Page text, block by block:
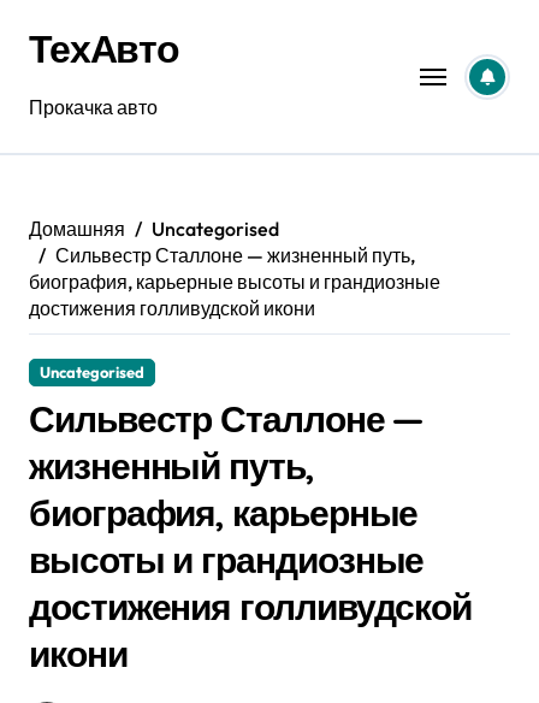
содержанию
ТехАвто
Прокачка авто
Домашняя
Uncategorised
Сильвестр Сталлоне — жизненный путь,
биография, карьерные высоты и грандиозные
достижения голливудской икони
Uncategorised
Сильвестр Сталлоне —
жизненный путь,
биография, карьерные
высоты и грандиозные
достижения голливудской
икони